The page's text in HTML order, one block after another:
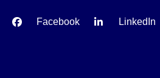
Facebook LinkedIn